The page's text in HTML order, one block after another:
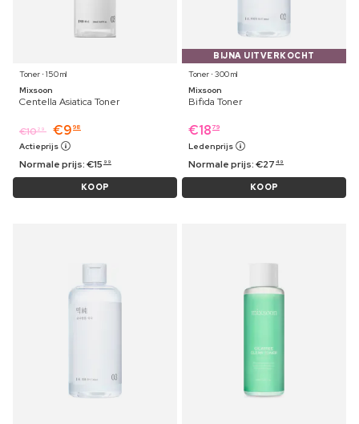
Toner ⋅ 150 ml
Mixsoon
Centella Asiatica Toner
€1029 €9 98
Actieprijs
Normale prijs:€15 99
KOOP
BIJNA UITVERKOCHT
Toner ⋅ 300 ml
Mixsoon
Bifida Toner
€18 79
Ledenprijs
Normale prijs:€27 49
KOOP